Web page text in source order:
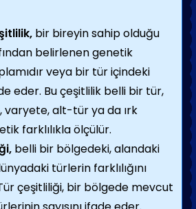
bir bireyin sahip olduğu
belirlenen genetik
veya bir tür içindeki
eder. Bu çeşitlilik belli bir tür,
varyete, alt-tür ya da ırk
farklılıkla ölçülür.
belli bir bölgedeki, alandaki
türlerin farklılığını
çeşitliliği, bir bölgede mevcut